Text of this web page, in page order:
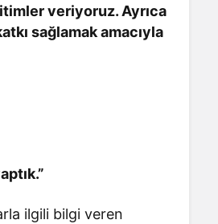
veriyoruz. Ayrıca
sağlamak amacıyla
ilgili bilgi veren